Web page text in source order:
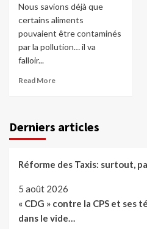
Nous savions déjà que
certains aliments
pouvaient être contaminés
par la pollution… il va
falloir...
Read More
Derniers articles
Réforme des Taxis: surtout,
5 août 2026
« CDG » contre la CPS et ses
dans le vide…